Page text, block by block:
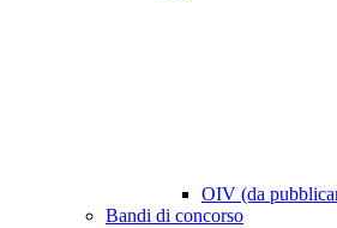
OIV (da
Bandi di concorso